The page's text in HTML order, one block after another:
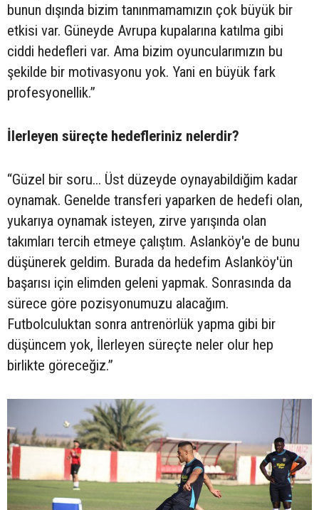
bunun dışında bizim tanınmamamızın çok büyük bir
etkisi var. Güneyde Avrupa kupalarına katılma gibi
ciddi hedefleri var. Ama bizim oyuncularımızın bu
şekilde bir motivasyonu yok. Yani en büyük fark
profesyonellik.”
İlerleyen süreçte hedefleriniz nelerdir?
“Güzel bir soru... Üst düzeyde oynayabildiğim kadar
oynamak. Genelde transferi yaparken de hedefi olan,
yukarıya oynamak isteyen, zirve yarışında olan
takımları tercih etmeye çalıştım. Aslanköy'e de bunu
düşünerek geldim. Burada da hedefim Aslanköy'ün
başarısı için elimden geleni yapmak. Sonrasında da
sürece göre pozisyonumuzu alacağım.
Futbolculuktan sonra antrenörlük yapma gibi bir
düşüncem yok, İlerleyen süreçte neler olur hep
birlikte göreceğiz.”